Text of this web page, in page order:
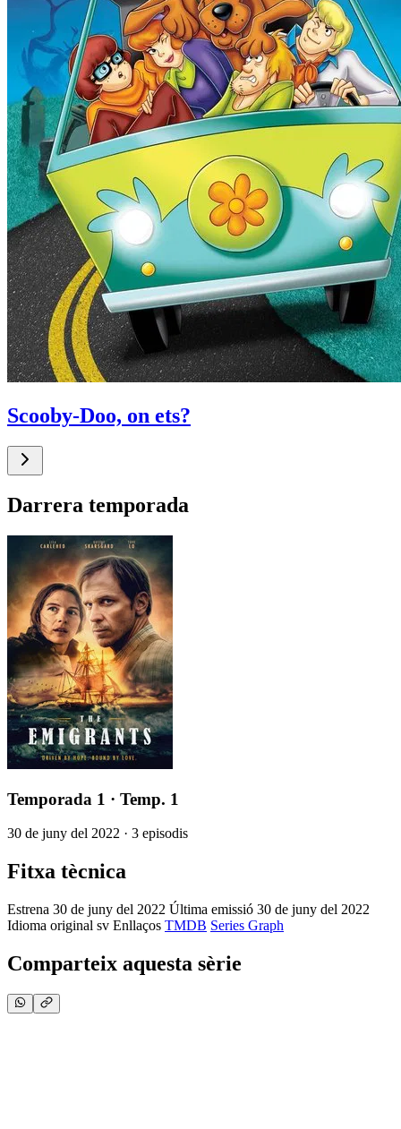
Scooby-Doo, on ets?
Darrera temporada
Temporada 1 · Temp. 1
30 de juny del 2022 · 3 episodis
Fitxa tècnica
Estrena 30 de juny del 2022 Última emissió 30 de juny del 2022
Idioma original sv Enllaços TMDB Series Graph
Comparteix aquesta sèrie